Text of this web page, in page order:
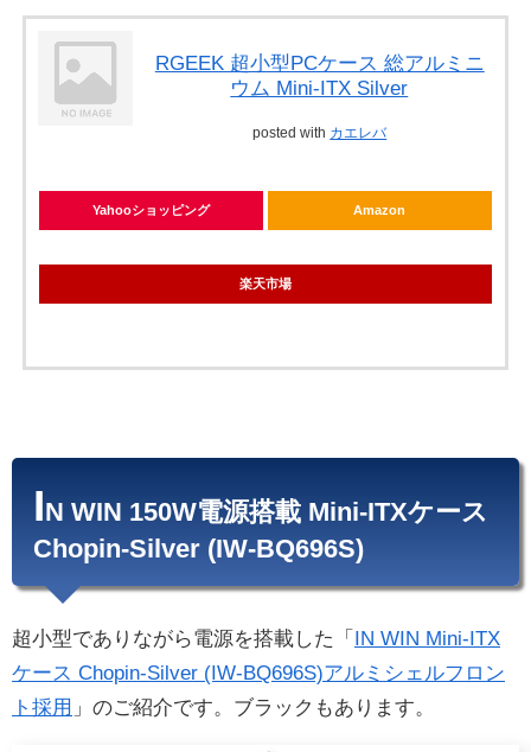
RGEEK 超小型PCケース 総アルミニ
ウム Mini-ITX Silver
posted with カエレバ
Yahooショッピング Amazon
楽天市場
IN WIN 150W電源搭載 Mini-ITXケース
Chopin-Silver (IW-BQ696S)
超小型でありながら電源を搭載した「 IN WIN Mini-ITX
ケース Chopin-Silver (IW-BQ696S)アルミシェルフロン
ト採用 」のご紹介です。ブラックもあります。